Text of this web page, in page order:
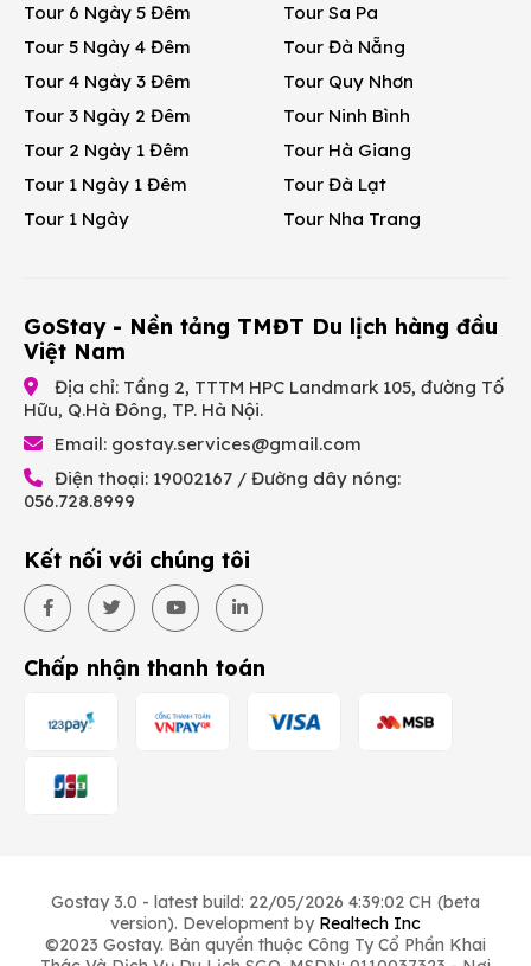
Tour 6 Ngày 5 Đêm
Tour 5 Ngày 4 Đêm
Tour 4 Ngày 3 Đêm
Tour 3 Ngày 2 Đêm
Tour 2 Ngày 1 Đêm
Tour 1 Ngày 1 Đêm
Tour 1 Ngày
Tour Sa Pa
Tour Đà Nẵng
Tour Quy Nhơn
Tour Ninh Bình
Tour Hà Giang
Tour Đà Lạt
Tour Nha Trang
GoStay - Nền tảng TMĐT Du lịch hàng đầu
Việt Nam
Địa chỉ: Tầng 2, TTTM HPC Landmark 105, đường Tố
Hữu, Q.Hà Đông, TP. Hà Nội.
Email: gostay.services@gmail.com
Điện thoại: 19002167 / Đường dây nóng:
056.728.8999
Kết nối với chúng tôi
Chấp nhận thanh toán
Gostay 3.0 - latest build: 22/05/2026 4:39:02 CH (beta
version). Development by Realtech Inc
©2023 Gostay. Bản quyền thuộc Công Ty Cổ Phần Khai